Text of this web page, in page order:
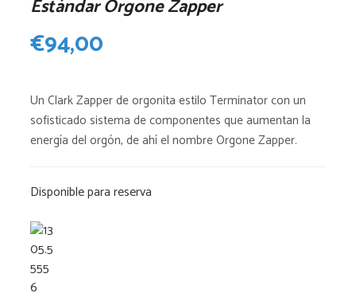
Estándar Orgone Zapper
€94,00
Un Clark Zapper de orgonita estilo Terminator con un
sofisticado sistema de componentes que aumentan la
energía del orgón, de ahí el nombre Orgone Zapper.
Disponible para reserva